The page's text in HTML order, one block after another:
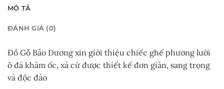
MÔ TẢ
ĐÁNH GIÁ (0)
Đồ Gỗ Bảo Dương xin giới thiệu chiếc ghế phương lười
ô đá khảm ốc, xà cừ được thiết kế đơn giản, sang trọng
và độc đáo